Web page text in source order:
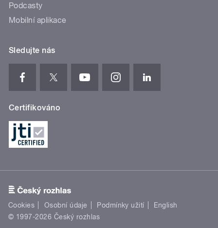
Podcasty
Mobilní aplikace
Sledujte nás
Certifikováno
Cookies Osobní údaje Podmínky užití
English
© 1997-2026 Český rozhlas